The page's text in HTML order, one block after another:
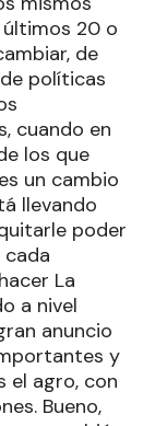
20 o
de
políticas
cuando en
los que
un cambio
llevando
poder
La
a nivel
anuncio
y
el agro, con
Bueno,